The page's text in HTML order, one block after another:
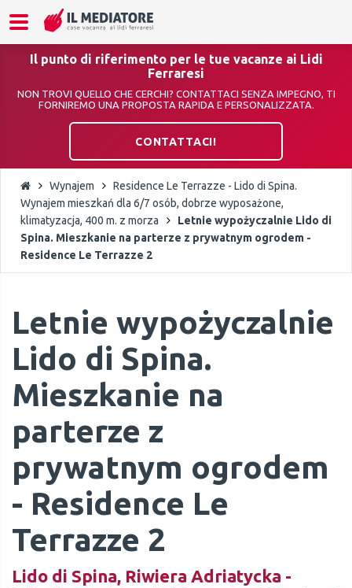
Il punto di riferimento per le tue vacanze ai Lidi
Ferraresi
NON TROVI QUELLO CHE CERCHI? CONTATTACI SENZA IMPEGNO, TI
FORNIREMO UNA PROPOSTA RAPIDA E PERSONALIZZATA.
CONTATTACI!
Wynajem
Residence Le Terrazze - Lido di Spina.
Wynajem mieszkań dla 6/7 osób, dobrze wyposażone,
klimatyzacja, 400 m. z morza
Letnie wypożyczalnie Lido di
Spina. Mieszkanie na parterze z prywatnym ogrodem -
Residence Le Terrazze 2
Letnie wypożyczalnie
Lido di Spina.
Mieszkanie na
parterze z
prywatnym ogrodem
- Residence Le
Terrazze 2
Lido di Spina, Riwiera Adriatycka -